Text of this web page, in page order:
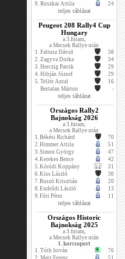
9. Ruszkai Attila 24
teljes táblázat
Peugeot 208 Rally4 Cup
Hungary
a 3.futam,
a Mecsek Rallye után
1. Faltusz Dávid
38
2. Zagyva Dorka
34
3. Herczig Patrik
29
4. Hibján József
29
5. Tellér Antal
16
Bertalan Márton
-
teljes táblázat
Országos Rally2
Bajnokság 2026
a 3.futam,
a Mecsek Rallye után
1.Békési Richárd
70
2.Himmer Attila
51
3.Simon György
47
4.Kerekes Bence
42
5.Kóródi Koppány
31
6.Kiss László
30
7.Ruszó Krisztián
20
8.Endrődi László
13
9.Fóti Péter 11
teljes táblázat
Országos Historic
Bajnokság 2025
a 3.futam,
a Mecsek Rallye után
1. korcsoport
1. Tóth István
76
2. Metz Ferenc 51